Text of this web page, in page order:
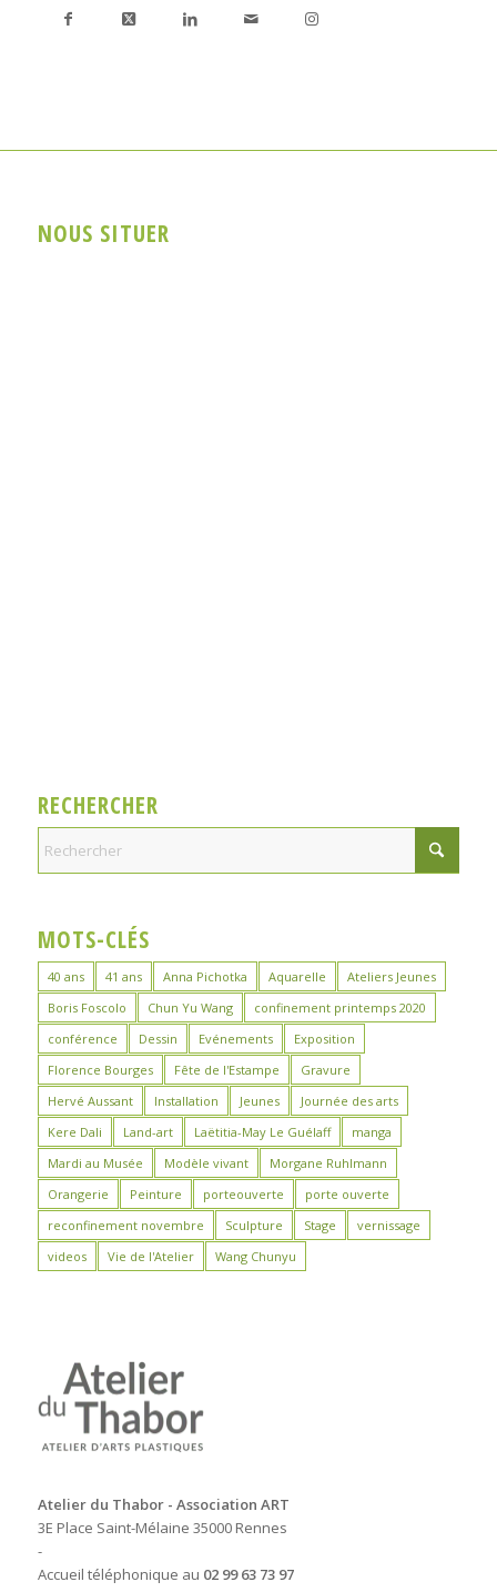
NOUS SITUER
RECHERCHER
MOTS-CLÉS
40 ans 41 ans Anna Pichotka Aquarelle
Ateliers Jeunes
Boris Foscolo
Chun Yu Wang
confinement printemps 2020
conférence
Dessin Evénements
Exposition
Florence Bourges
Fête de l'Estampe
Gravure
Hervé Aussant
Installation Jeunes
Journée des arts
Kere Dali
Land-art Laëtitia-May Le Guélaff
manga
Mardi au Musée
Modèle vivant
Morgane Ruhlmann
Orangerie
Peinture porteouverte
porte ouverte
reconfinement novembre
Sculpture Stage
vernissage
videos
Vie de l'Atelier Wang Chunyu
Atelier du Thabor - Association ART
3E Place Saint-Mélaine 35000 Rennes
-
Accueil téléphonique au 02 99 63 73 97